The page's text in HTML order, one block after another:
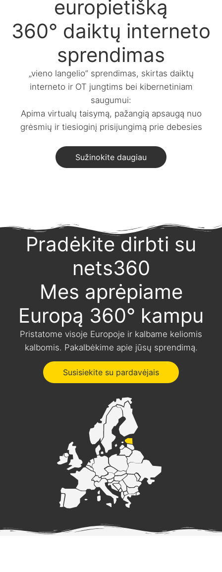
europietišką
360° daiktų interneto
sprendimas
„vieno langelio” sprendimas, skirtas daiktų
interneto ir OT jungtims bei kibernetiniam
saugumui:
Apima virtualų taisymą, pažangią apsaugą nuo
grėsmių ir tiesioginį prisijungimą prie debesies
Sužinokite daugiau
Pradėkite dirbti su
nets360
Mes aprėpiame
Europą 360° kampu
Pristatome visoje Europoje ir kalbame keliomis
kalbomis. Pakalbėkime apie jūsų sprendimą.
Susisiekite su pardavėjais